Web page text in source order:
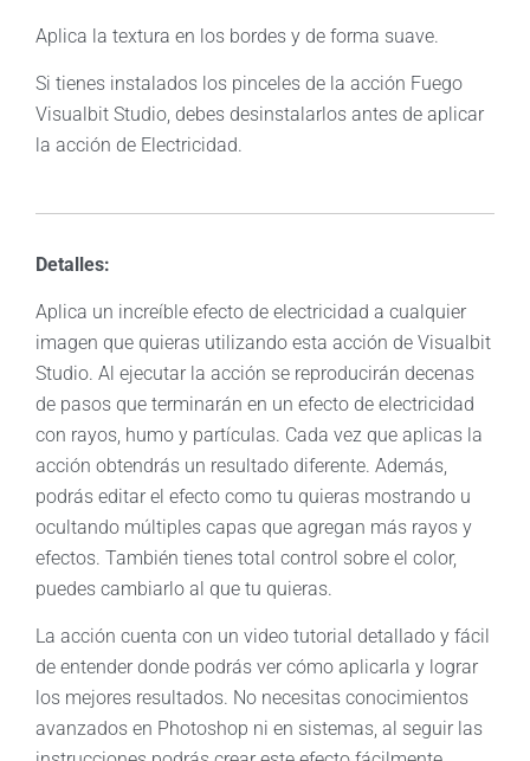
Aplica la textura en los bordes y de forma suave.
Si tienes instalados los pinceles de la acción Fuego
Visualbit Studio, debes desinstalarlos antes de aplicar
la acción de Electricidad.
Detalles:
Aplica un increíble efecto de electricidad a cualquier
imagen que quieras utilizando esta acción de Visualbit
Studio. Al ejecutar la acción se reproducirán decenas
de pasos que terminarán en un efecto de electricidad
con rayos, humo y partículas. Cada vez que aplicas la
acción obtendrás un resultado diferente. Además,
podrás editar el efecto como tu quieras mostrando u
ocultando múltiples capas que agregan más rayos y
efectos. También tienes total control sobre el color,
puedes cambiarlo al que tu quieras.
La acción cuenta con un video tutorial detallado y fácil
de entender donde podrás ver cómo aplicarla y lograr
los mejores resultados. No necesitas conocimientos
avanzados en Photoshop ni en sistemas, al seguir las